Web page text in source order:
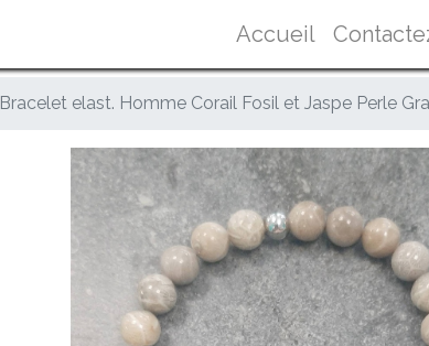
Accueil
Bracelet elast. Homme Corail Fosil et Jaspe Perle